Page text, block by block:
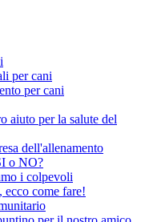
per cani
per cani
aiuto per la salute del
dell'allenamento
o NO?
i colpevoli
ecco come fare!